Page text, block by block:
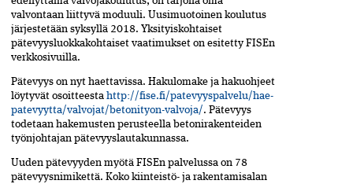
valvontaan liittyvä moduuli. Uusimuotoinen koulutus
järjestetään syksyllä 2018. Yksityiskohtaiset
pätevyysluokkakohtaiset vaatimukset on esitetty FISEn
verkkosivuilla.
Pätevyys on nyt haettavissa. Hakulomake ja hakuohjeet
löytyvät osoitteesta http://fise.fi/patevyyspalvelu/hae-
patevyytta/valvojat/betonityon-valvoja/. Pätevyys
todetaan hakemusten perusteella betonirakenteiden
työnjohtajan pätevyyslautakunnassa.
Uuden pätevyyden myötä FISEn palvelussa on 78
pätevyysnimikettä. Koko kiinteistö- ja rakentamisalan